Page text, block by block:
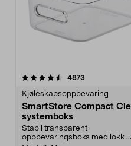
4873
Kjøleskapsoppbevaring
SmartStore Compact
systemboks
Stabil transparent
oppbevaringsboks med lokk ...
4.5 av 5 stjerner